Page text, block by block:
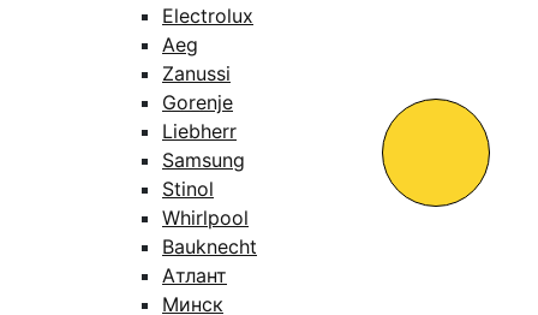
Electrolux
Aeg
Zanussi
Gorenje
Liebherr
Samsung
Stinol
Whirlpool
Bauknecht
Атлант
Минск